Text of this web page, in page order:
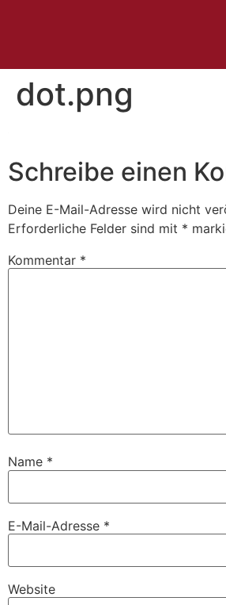
dot.png
Schreibe einen
Deine E-Mail-Adresse wird nicht
Erforderliche Felder sind mit *
Kommentar *
Name *
E-Mail-Adresse *
Website